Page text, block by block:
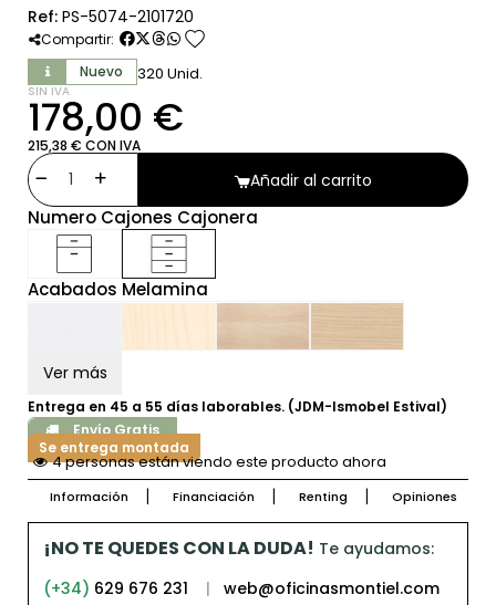
Ref: PS-5074-2101720
Compartir: favorite
Nuevo 320 Unid.
SIN IVA
178,00 €
215,38 € CON IVA
Añadir al carrito
Numero Cajones Cajonera
Acabados Melamina
Ver más
Entrega en 45 a 55 días laborables. (JDM-Ismobel Estival)
Envío Gratis
Se entrega montada
4 personas están viendo este producto ahora
Información Financiación Renting Opiniones
¡NO TE QUEDES CON LA DUDA! Te ayudamos:
(+34) 629 676 231 | web@oficinasmontiel.com